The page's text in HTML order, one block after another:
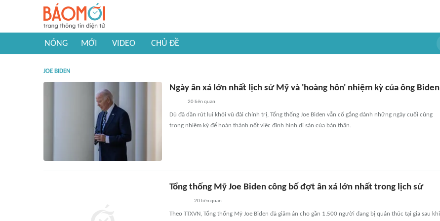
NÓNG MỚI VIDEO CHỦ ĐỀ
JOE BIDEN
Ngày ân xá lớn nhất lịch sử Mỹ và 'hoàng hôn' nhiệm kỳ của ông Biden
20liên quan
Dù đã dần rút lui khỏi vũ đài chính trị, Tổng thống Joe Biden vẫn cố gắng dành những ngày cuối cùng
trong nhiệm kỳ để hoàn thành nốt việc định hình di sản của bản thân.
Tổng thống Mỹ Joe Biden công bố đợt ân xá lớn nhất trong lịch sử
20 liên quan
Theo TTXVN, Tổng thống Mỹ Joe Biden đã giảm án cho gần 1.500 người đang bị quản thúc tại gia sau khi